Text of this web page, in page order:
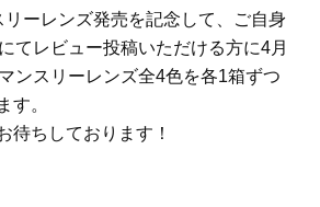
リーレンズ発売を記念して、ご自身
てレビュー投稿いただける方に4月
ンスリーレンズ全4色を各1箱ずつ
す。
待ちしております！